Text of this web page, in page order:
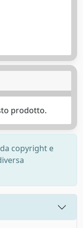
prodotto.
copyright e